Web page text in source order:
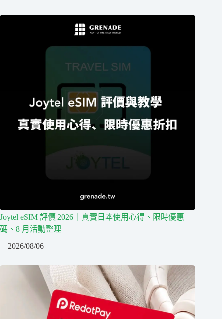
Joytel eSIM 評價 2026｜真實日本使用心得、限時優惠
碼、8 月活動整理
2026/08/06